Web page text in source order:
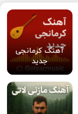
آهنگ کرمانجی
جدید